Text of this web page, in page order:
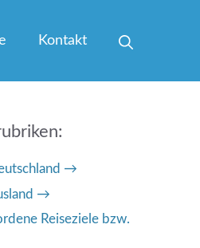
Kontakt
Reiseziele bzw.